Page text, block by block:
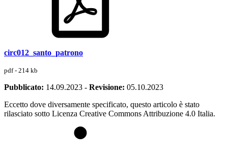
circ012_santo_patrono
pdf - 214 kb
Pubblicato: 14.09.2023 - Revisione: 05.10.2023
Eccetto dove diversamente specificato, questo articolo è stato
rilasciato sotto Licenza Creative Commons Attribuzione 4.0 Italia.